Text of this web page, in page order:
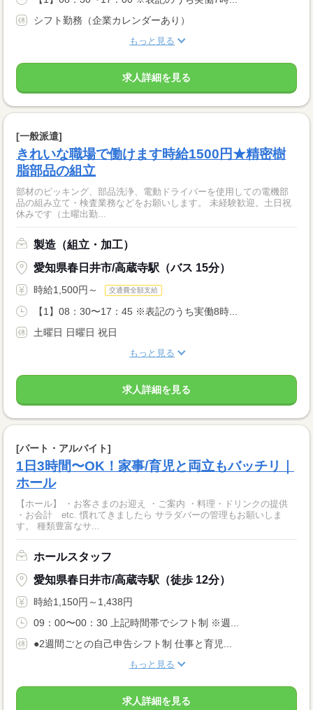
シフト勤務（企業カレンダーあり）
もっと見る
求人詳細を見る
[一般派遣]
きれいな職場で働けます時給1500円★精密樹
脂部品の組立
部材のピッキング、部品洗浄、電動ドライバーを使用しての電機部
品の組み立て・検査業務などをお願いします。 未経験歓迎。土日祝
休みです（土曜出勤...
製造（組立・加工）
愛知県春日井市/高蔵寺駅（バス 15分）
時給1,500円～ 交通費全額支給
【1】08：30〜17：45 ※表記のうち実働8時...
土曜日 日曜日 祝日
もっと見る
求人詳細を見る
[パート・アルバイト]
1日3時間〜OK！家事/育児と両立もバッチリ｜
ホール
【ホール】 ・お客さまのお迎え ・ご案内 ・料理・ドリンクの提供
・お会計 etc. 慣れてきましたら サラダバーの管理もお願いしま
す。 種類豊富なサ...
ホールスタッフ
愛知県春日井市/高蔵寺駅（徒歩 12分）
時給1,150円～1,438円
09：00〜00：30 上記時間帯でシフト制 ※週...
●2週間ごとの自己申告シフト制 仕事と育児...
もっと見る
求人詳細を見る